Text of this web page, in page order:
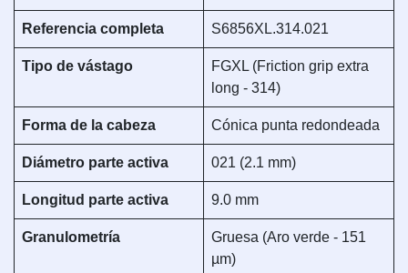
Referencia completa S6856XL.314.021
Tipo de vástago
FGXL (Friction grip extra
long - 314)
Forma de la cabeza Cónica punta redondeada
Diámetro parte activa 021 (2.1 mm)
Longitud parte activa 9.0 mm
Granulometría
Gruesa (Aro verde - 151
µm)